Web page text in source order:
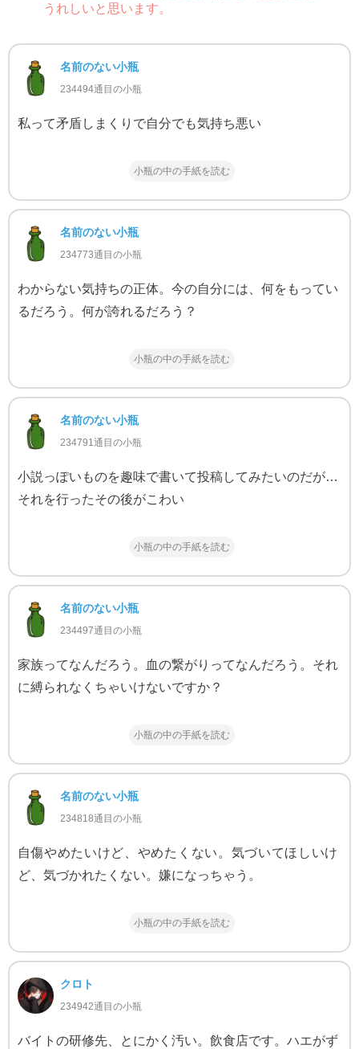
うれしいと思います。
名前のない小瓶
234494通目の小瓶
私って矛盾しまくりで自分でも気持ち悪い
小瓶の中の手紙を読む
名前のない小瓶
234773通目の小瓶
わからない気持ちの正体。今の自分には、何をもってい
るだろう。何が誇れるだろう？
小瓶の中の手紙を読む
名前のない小瓶
234791通目の小瓶
小説っぽいものを趣味で書いて投稿してみたいのだが…
それを行ったその後がこわい
小瓶の中の手紙を読む
名前のない小瓶
234497通目の小瓶
家族ってなんだろう。血の繋がりってなんだろう。それ
に縛られなくちゃいけないですか？
小瓶の中の手紙を読む
名前のない小瓶
234818通目の小瓶
自傷やめたいけど、やめたくない。気づいてほしいけ
ど、気づかれたくない。嫌になっちゃう。
小瓶の中の手紙を読む
クロト
234942通目の小瓶
バイトの研修先、とにかく汚い。飲食店です。ハエがず